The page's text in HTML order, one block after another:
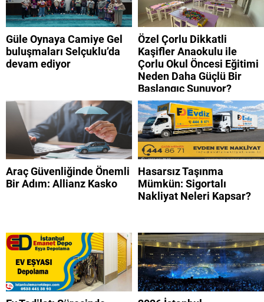
Güle Oynaya Camiye Gel
buluşmaları Selçuklu’da
devam ediyor
Özel Çorlu Dikkatli
Kaşifler Anaokulu ile
Çorlu Okul Öncesi Eğitimi
Neden Daha Güçlü Bir
Başlangıç Sunuyor?
Araç Güvenliğinde Önemli
Bir Adım: Allianz Kasko
Hasarsız Taşınma
Mümkün: Sigortalı
Nakliyat Neleri Kapsar?